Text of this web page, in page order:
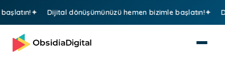
Dijital dönüşümünüzü hemen bizimle başlatın!